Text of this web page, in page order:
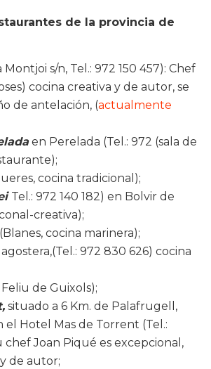
de la provincia de
Montjoi s/n, Tel.: 972 150 457): Chef
cocina creativa y de autor, se
de antelación, (actualmente
en Perelada (Tel.: 972 (sala de
cocina tradicional);
Tel.: 972 140 182) en Bolvir de
creativa);
cocina marinera);
972 830 626) cocina
de Guixols);
situado a 6 Km. de Palafrugell,
el Hotel Mas de Torrent (Tel.:
chef Joan Piqué es excepcional,
de autor;